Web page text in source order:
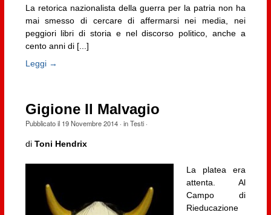
La retorica nazionalista della guerra per la patria non ha
mai smesso di cercare di affermarsi nei media, nei
peggiori libri di storia e nel discorso politico, anche a
cento anni di [...]
Leggi →
Gigione Il Malvagio
Pubblicato il 19 Novembre 2014· inTesti·
di Toni Hendrix
La platea era
attenta. Al
Campo di
Rieducazione